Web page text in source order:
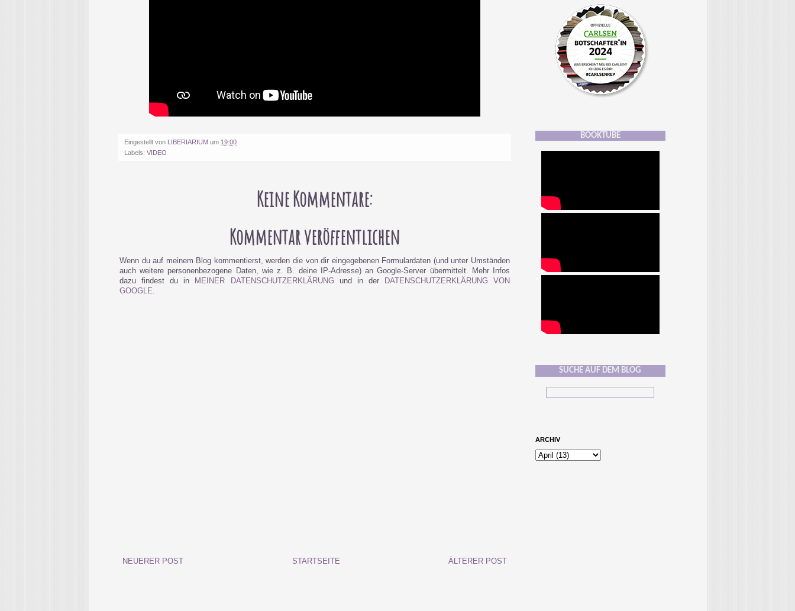
Eingestellt von LIBERIARIUM um 19:00
Labels: VIDEO
Keine Kommentare:
Kommentar veröffentlichen
Wenn du auf meinem Blog kommentierst, werden die von dir eingegebenen Formulardaten (und unter Umständen
auch weitere personenbezogene Daten, wie z. B. deine IP-Adresse) an Google-Server übermittelt. Mehr Infos
dazu findest du in
MEINER DATENSCHUTZERKLÄRUNG und in der
DATENSCHUTZERKLÄRUNG VON
GOOGLE.
NEUERER POST ÄLTERER POST
STARTSEITE
BOOKTUBE
SUCHE AUF DEM BLOG
ARCHIV